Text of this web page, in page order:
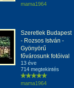
mama1964
Szeretlek Budapest
- Rozsos István -
Gyönyörű
fővárosunk fotóival
13 éve
714 megtekintés
mama1964